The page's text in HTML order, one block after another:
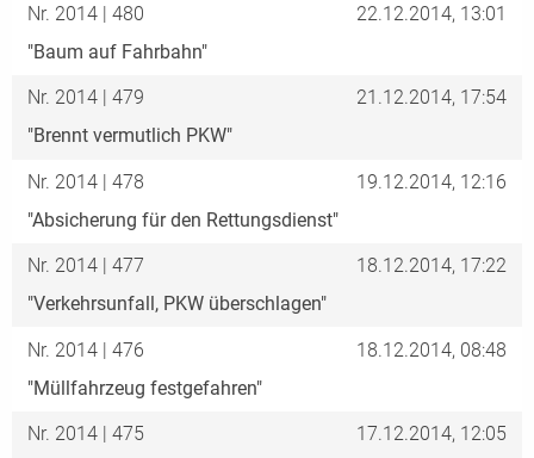
Nr. 2014 | 480
"Baum auf Fahrbahn"
22.12.2014, 13:01
Nr. 2014 | 479
"Brennt vermutlich PKW"
21.12.2014, 17:54
Nr. 2014 | 478
"Absicherung für den Rettungsdienst"
19.12.2014, 12:16
Nr. 2014 | 477
"Verkehrsunfall, PKW überschlagen"
18.12.2014, 17:22
Nr. 2014 | 476
"Müllfahrzeug festgefahren"
18.12.2014, 08:48
Nr. 2014 | 475
17.12.2014, 12:05